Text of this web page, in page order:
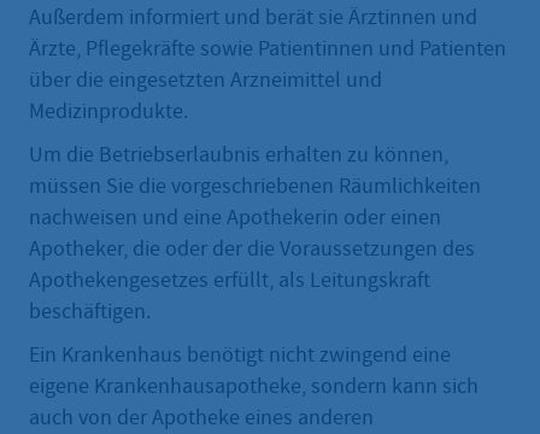
Außerdem informiert und berät sie Ärztinnen und
Ärzte, Pflegekräfte sowie Patientinnen und Patienten
über die eingesetzten Arzneimittel und
Medizinprodukte.
Um die Betriebserlaubnis erhalten zu können,
müssen Sie die vorgeschriebenen Räumlichkeiten
nachweisen und eine Apothekerin oder einen
Apotheker, die oder der die Voraussetzungen des
Apothekengesetzes erfüllt, als Leitungskraft
beschäftigen.
Ein Krankenhaus benötigt nicht zwingend eine
eigene Krankenhausapotheke, sondern kann sich
auch von der Apotheke eines anderen